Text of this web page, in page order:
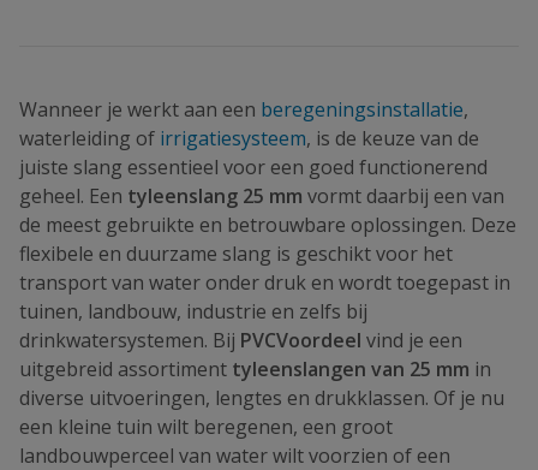
Wanneer je werkt aan een beregeningsinstallatie,
waterleiding of irrigatiesysteem, is de keuze van de
juiste slang essentieel voor een goed functionerend
geheel. Een tyleenslang 25 mm vormt daarbij een van
de meest gebruikte en betrouwbare oplossingen. Deze
flexibele en duurzame slang is geschikt voor het
transport van water onder druk en wordt toegepast in
tuinen, landbouw, industrie en zelfs bij
drinkwatersystemen. Bij PVCVoordeel vind je een
uitgebreid assortiment tyleenslangen van 25 mm in
diverse uitvoeringen, lengtes en drukklassen. Of je nu
een kleine tuin wilt beregenen, een groot
landbouwperceel van water wilt voorzien of een